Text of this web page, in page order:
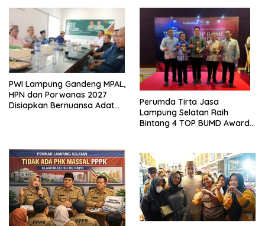
PWI Lampung Gandeng MPAL,
HPN dan Porwanas 2027
Disiapkan Bernuansa Adat
Perumda Tirta Jasa
Lampung Selatan Raih
Bintang 4 TOP BUMD Awards